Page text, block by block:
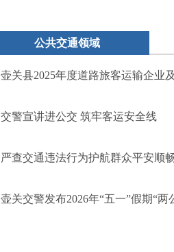
公共交通领域
壶关县2025年度道路旅客运输企业
交警宣讲进公交 筑牢客运安全线
严查交通违法行为护航群众平安顺
壶关交警发布2026年“五一”假期“两